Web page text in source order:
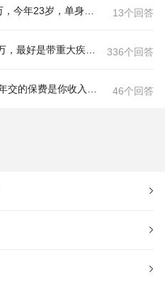
13个回答
336个回答
46个回答